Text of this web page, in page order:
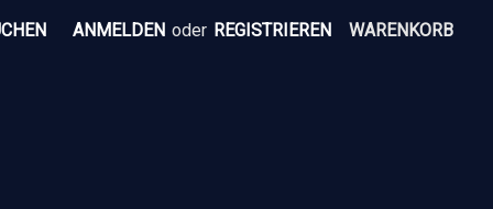
ANMELDEN oder REGISTRIEREN WARENKORB